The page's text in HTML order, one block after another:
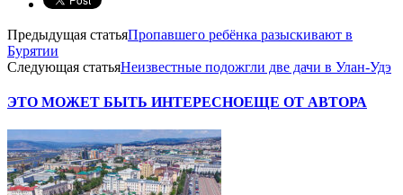
Предыдущая статьяПропавшего ребёнка разыскивают в
Бурятии
Следующая статьяНеизвестные подожгли две дачи в Улан-Удэ
ЭТО МОЖЕТ БЫТЬ ИНТЕРЕСНОЕЩЕ ОТ АВТОРА